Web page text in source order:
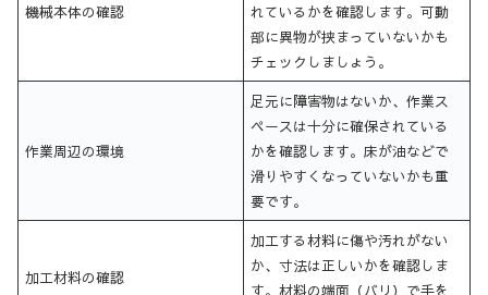
機械本体の確認
れているかを確認します。可動
部に異物が挟まっていないかも
チェックしましょう。
作業周辺の環境
足元に障害物はないか、作業ス
ペースは十分に確保されている
かを確認します。床が油などで
滑りやすくなっていないかも重
要です。
加工材料の確認
加工する材料に傷や汚れがない
か、寸法は正しいかを確認しま
す。材料の端面（バリ）で手を